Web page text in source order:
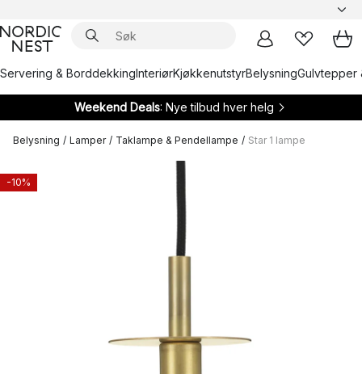
Servering & BorddekkingInteriørKjøkkenutstyrBelysningGulvtepper
Weekend Deals: Nye tilbud hver helg
Belysning / Lamper / Taklampe & Pendellampe / Star 1 lampe
-10%